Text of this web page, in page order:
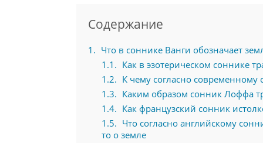
Содержание
1
Что в соннике Ванги обозначает
1.1
Как в эзотерическом соннике
1.2
К чему согласно современному
1.3
Каким образом сонник Лоффа
1.4
Как французский сонник
1.5
Что согласно английскому
то о земле